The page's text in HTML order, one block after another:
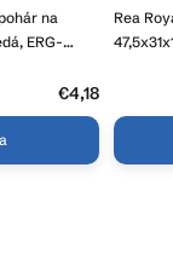
na
ERG-
€4,18
Rea